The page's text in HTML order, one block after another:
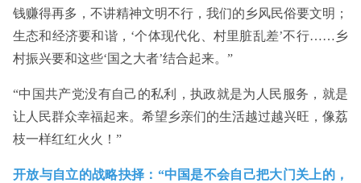
钱赚得再多，不讲精神文明不行，我们的乡风民俗要文明；
生态和经济要和谐，‘个体现代化、村里脏乱差’不行……乡
村振兴要和这些‘国之大者’结合起来。”
“中国共产党没有自己的私利，执政就是为人民服务，就是
让人民群众幸福起来。希望乡亲们的生活越过越兴旺，像荔
枝一样红红火火！”
开放与自立的战略抉择：“中国是不会自己把大门关上的，